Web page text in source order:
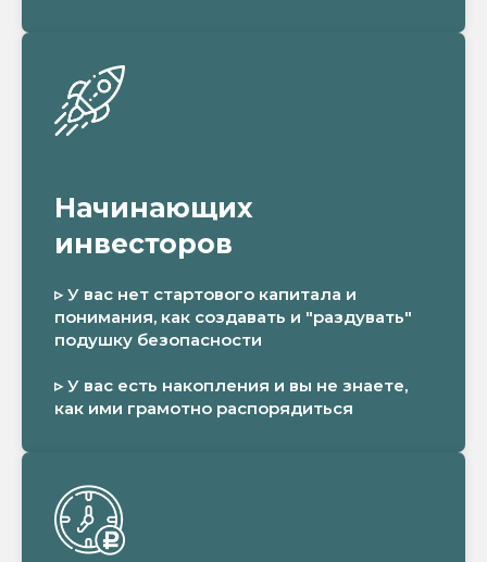
Начинающих
инвесторов
▹ У вас нет стартового капитала и
понимания, как создавать и "раздувать"
подушку безопасности
▹ У вас есть накопления и вы не знаете,
как ими грамотно распорядиться